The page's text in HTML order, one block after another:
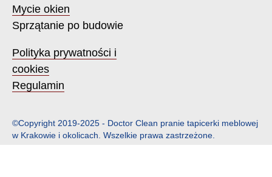
Mycie okien
Sprzątanie po budowie
Polityka prywatności i
cookies
Regulamin
©Copyright 2019-2025 - Doctor Clean pranie tapicerki meblowej
w Krakowie i okolicach. Wszelkie prawa zastrzeżone.